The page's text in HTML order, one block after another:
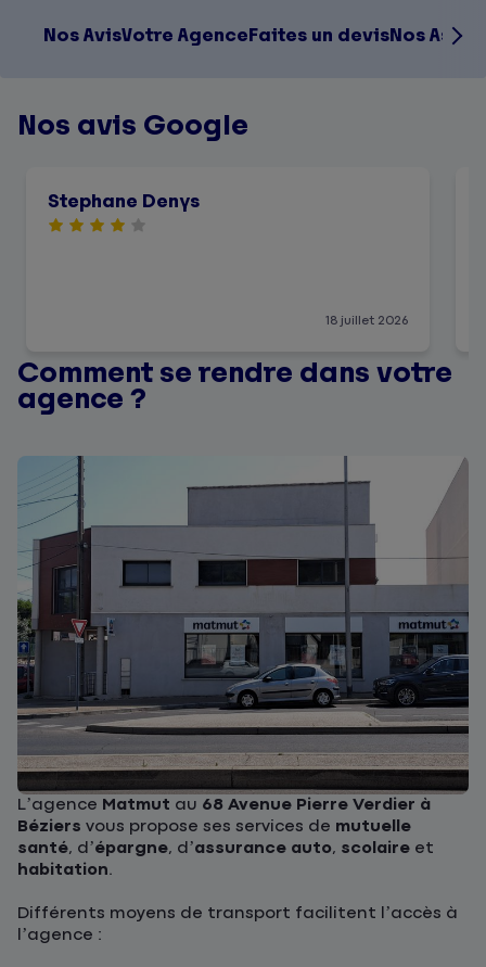
Nos AvisVotre AgenceFaites un devisNos
Nos avis Google
Stephane Denys
18 juillet 2026
Comment se rendre dans votre
agence ?
L’agence Matmut au 68 Avenue Pierre Verdier à
Béziers vous propose ses services de mutuelle
santé, d’épargne, d’assurance auto, scolaire et
habitation.
Différents moyens de transport facilitent l’accès à
l’agence :